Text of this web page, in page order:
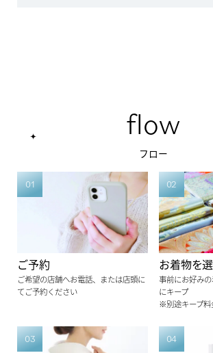
flow
フロー
ご予約
ご希望の店舗へお電話、または店頭に
てご予約ください
お着物を
事前にお好み
にキープ
※別途キープ料